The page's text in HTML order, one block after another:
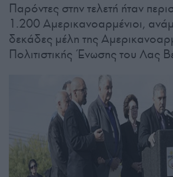
Παρόντες στην τελετή ήταν
1.200 Αμερικανοαρμένιοι,
δεκάδες μέλη της
Πολιτιστικής Ένωσης του Λας